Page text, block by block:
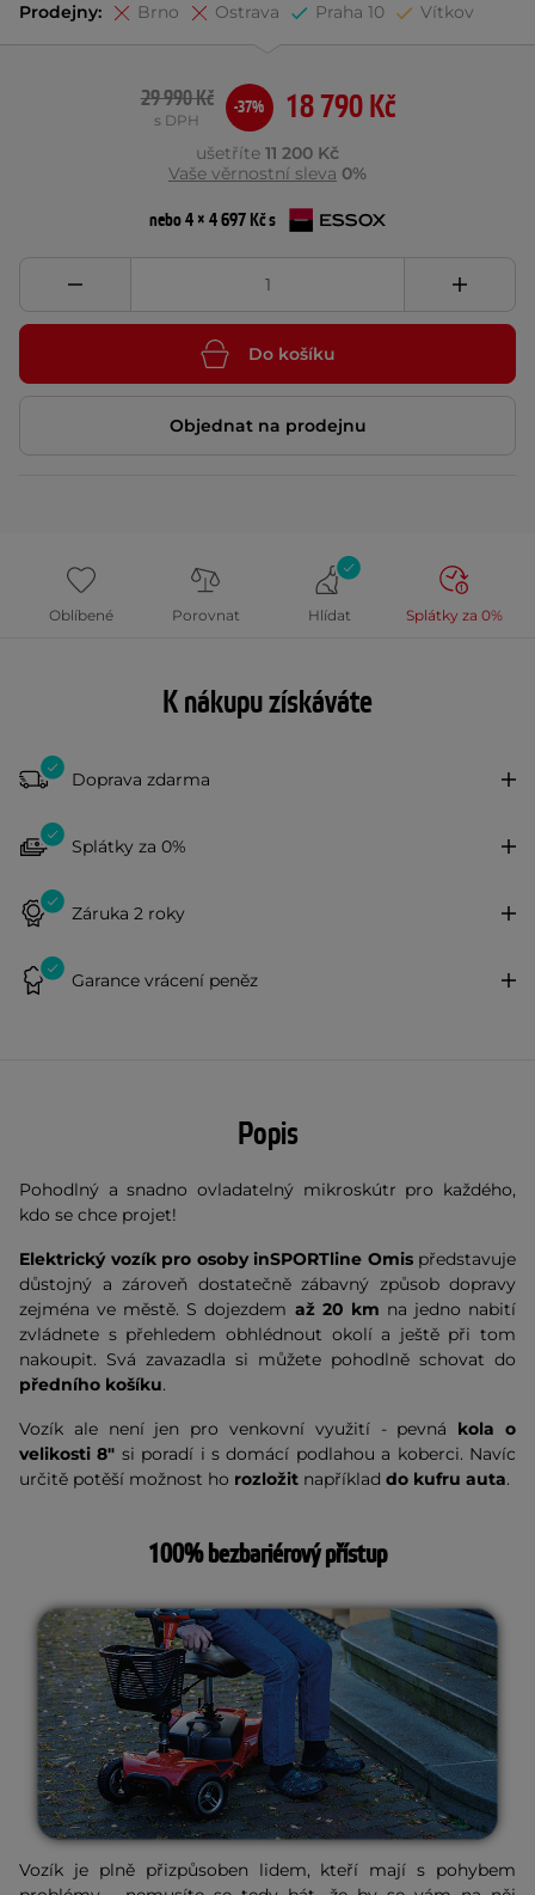
Prodejny: Brno Ostrava Praha 10 Vítkov
18 790 Kč
29 990 Kč
s DPH
-37%
ušetříte 11 200 Kč
Vaše věrnostní sleva 0%
nebo 4 × 4 697 Kč s
Do košíku
Objednat na prodejnu
Oblíbené Porovnat Hlídat Splátky za 0%
K nákupu získáváte
Doprava zdarma
Splátky za 0%
Záruka 2 roky
Garance vrácení peněz
Popis
Pohodlný a snadno ovladatelný mikroskútr pro každého,
kdo se chce projet!
Elektrický vozík pro osoby inSPORTline Omispředstavuje
důstojný a zároveň dostatečně zábavný způsob dopravy
zejména ve městě. S dojezdem až 20 km na jedno nabití
zvládnete s přehledem obhlédnout okolí a ještě při tom
nakoupit. Svá zavazadla si můžete pohodlně schovat do
předního košíku.
Vozík ale není jen pro venkovní využití - pevná kola o
velikosti 8" si poradí i s domácí podlahou a koberci. Navíc
určitě potěší možnost ho rozložit například do kufru auta.
100% bezbariérový přístup
Vozík je plně přizpůsoben lidem, kteří mají s pohybem